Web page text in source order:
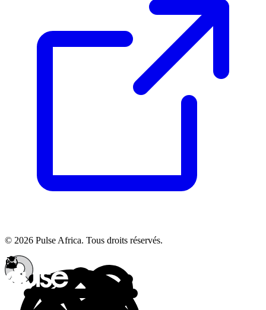
© 2026 Pulse Africa. Tous droits réservés.